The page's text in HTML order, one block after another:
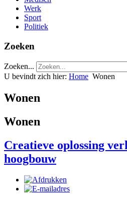
Werk
Sport
Politiek
Zoeken
Zoeken...
U bevindt zich hier: Home Wonen
Wonen
Wonen
Creatieve oplossing
hoogbouw